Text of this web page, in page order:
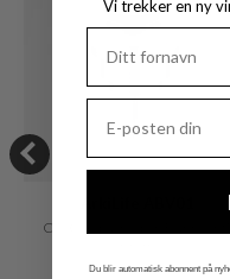
Clic Clac push-open Bunnventil
Vi trekker en ny
Du blir automatisk abonnent på